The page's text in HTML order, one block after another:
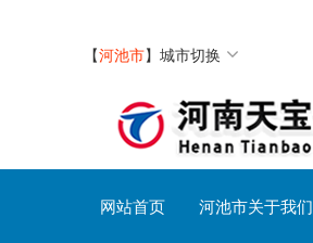
【河池市】 城市切换
网站首页 河池市关于我们